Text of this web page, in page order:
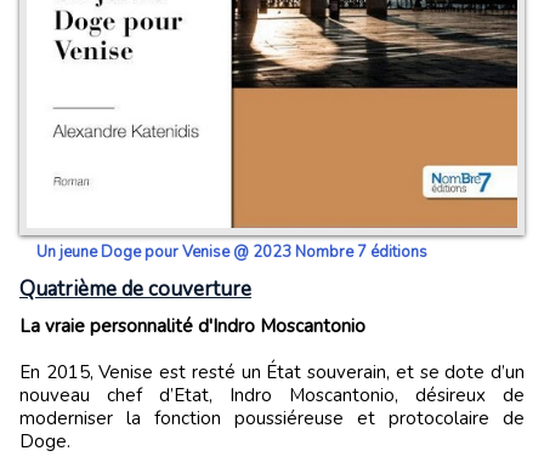
Un jeune Doge pour Venise @ 2023 Nombre 7 éditions
Quatrième de couverture
La vraie personnalité d'Indro Moscantonio
En 2015, Venise est resté un État souverain, et se dote d’un
nouveau chef d’Etat, Indro Moscantonio, désireux de
moderniser la fonction poussiéreuse et protocolaire de
Doge.